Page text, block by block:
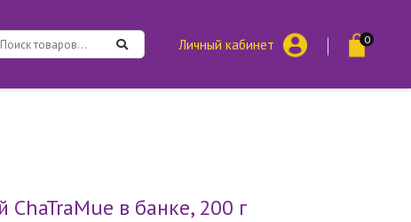
Личный кабинет 0
в банке, 200 г